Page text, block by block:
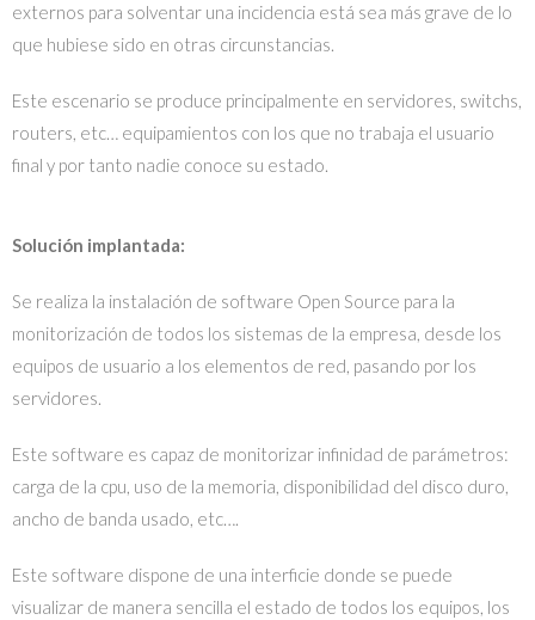
externos para solventar una incidencia está sea más grave de lo
que hubiese sido en otras circunstancias.
Este escenario se produce principalmente en servidores, switchs,
routers, etc… equipamientos con los que no trabaja el usuario
final y por tanto nadie conoce su estado.
Solución implantada:
Se realiza la instalación de software Open Source para la
monitorización de todos los sistemas de la empresa, desde los
equipos de usuario a los elementos de red, pasando por los
servidores.
Este software es capaz de monitorizar infinidad de parámetros:
carga de la cpu, uso de la memoria, disponibilidad del disco duro,
ancho de banda usado, etc….
Este software dispone de una interficie donde se puede
visualizar de manera sencilla el estado de todos los equipos, los